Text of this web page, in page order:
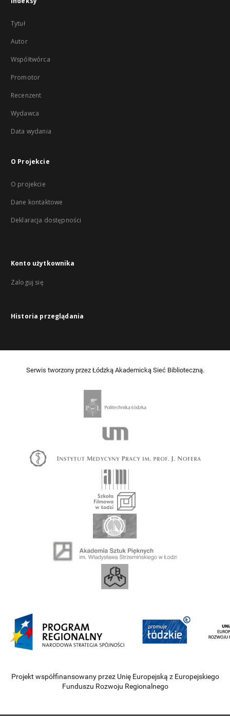
Tytuł
Autor
Współtwórca
Promotor
Recenzent
Wydawca
Data wydania
O Projekcie
O projekcie
Dane kontaktowe
Deklaracja dostępności
Konto użytkownika
Zaloguj się
Historia przeglądania
Serwis tworzony przez Łódzką Akademicką Sieć Biblioteczną.
Projekt współfinansowany przez Unię Europejską z Europejskiego
Funduszu Rozwoju Regionalnego